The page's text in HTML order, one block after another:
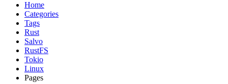
Home
Categories
Tags
Rust
Salvo
RustFS
Tokio
Linux
Pages